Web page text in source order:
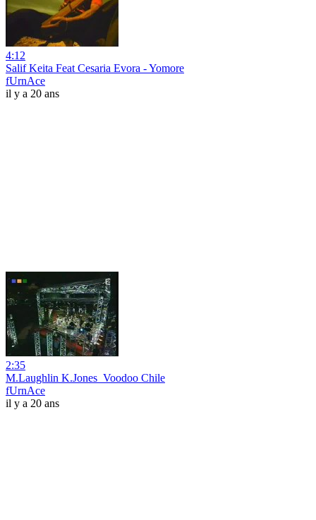
4:12
Salif Keita Feat Cesaria Evora - Yomore
fUrnAce
il y a 20 ans
2:35
M.Laughlin K.Jones_Voodoo Chile
fUrnAce
il y a 20 ans